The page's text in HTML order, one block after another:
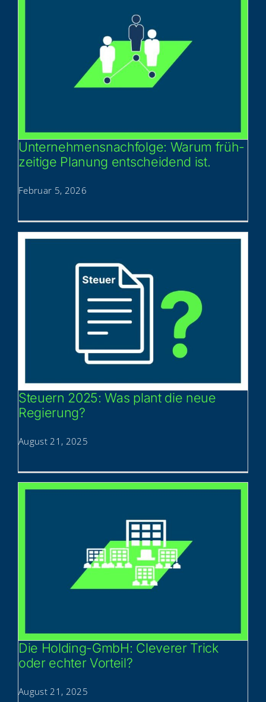
Unter­neh­mens­nach­fol­ge: War­um früh­
zei­ti­ge Pla­nung ent­schei­dend ist.
Februar 5, 2026
Steu­ern 2025: Was plant die neue
Regierung?
August 21, 2025
Die Hol­ding-GmbH: Cle­ve­rer Trick
oder ech­ter Vorteil?
August 21, 2025